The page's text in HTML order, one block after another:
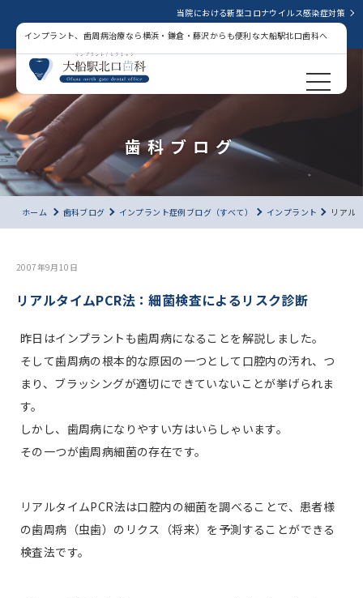
当院における新型コロナウイルス感染症対策
インプラント、歯周病治療なら横浜・鎌倉・藤沢からも便利な大船駅北口歯科へ
歯科ブログ
ホーム 歯科ブログ インプラント症例ブログ（すべて） インプラント リアル
2007年9月10日
リアルタイムPCR法：細菌検査によるリスク診断
昨日はインプラントも歯周病になることを解説しました。
そして歯周病の根本的な原因の一つとして口腔内の汚れ、つ
まり、ブラッシングが適切にできていないことが挙げられま
す。
しかし、歯周病になりやすい方はいらしゃいます。
その一つが歯周病細菌の存在です。
リアルタイムPCR法は口腔内の細菌を調べることで、患者様
の歯周病（虫歯）のリクス（将来）を予測することができる
検査法です。